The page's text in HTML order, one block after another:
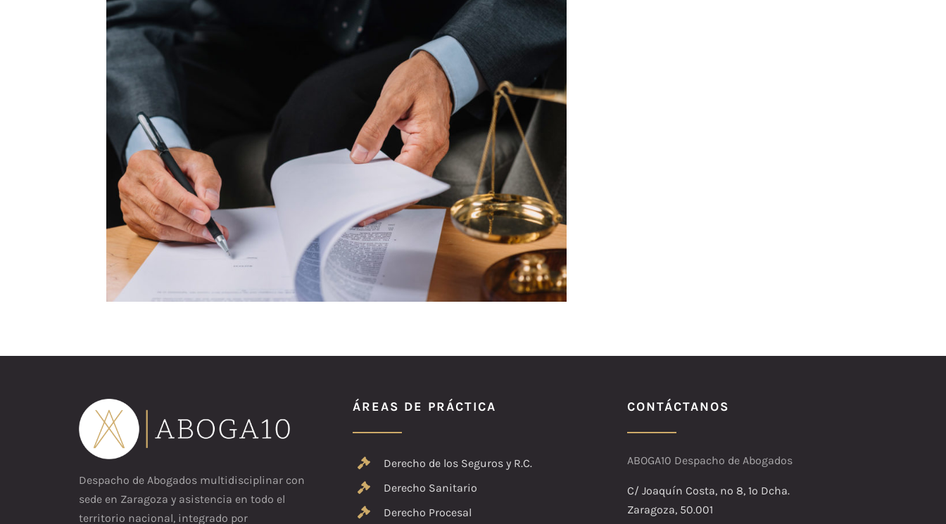
Despacho de Abogados multidisciplinar con
sede en Zaragoza y asistencia en todo el
territorio nacional, integrado por
ÁREAS DE PRÁCTICA
Derecho de los Seguros y R.C.
Derecho Sanitario
Derecho Procesal
CONTÁCTANOS
ABOGA10 Despacho de Abogados
C/ Joaquín Costa, nº 8, 1º Dcha.
Zaragoza, 50.001